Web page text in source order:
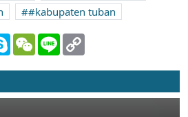
#kabupaten tuban
SkypeWeChatLine
Pantura Tuban Saat